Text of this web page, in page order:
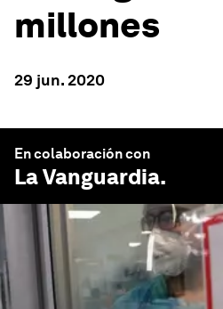
millones
29 jun. 2020
En colaboración con
La Vanguardia.